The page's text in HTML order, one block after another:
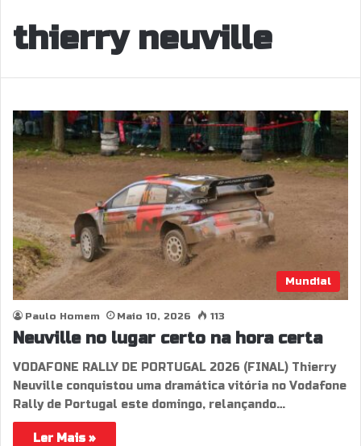
thierry neuville
Mundial
Paulo Homem Maio 10, 2026 113
Neuville no lugar certo na hora certa
VODAFONE RALLY DE PORTUGAL 2026 (FINAL) Thierry
Neuville conquistou uma dramática vitória no Vodafone
Rally de Portugal este domingo, relançando…
Ler Mais »